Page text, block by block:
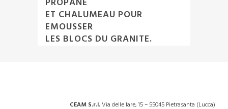
ET CHALUMEAU POUR
EMOUSSER
LES BLOCS DU GRANITE.
CEAM S.r.l.Via delle Iare, 15 – 55045 Pietrasanta (Lucca)